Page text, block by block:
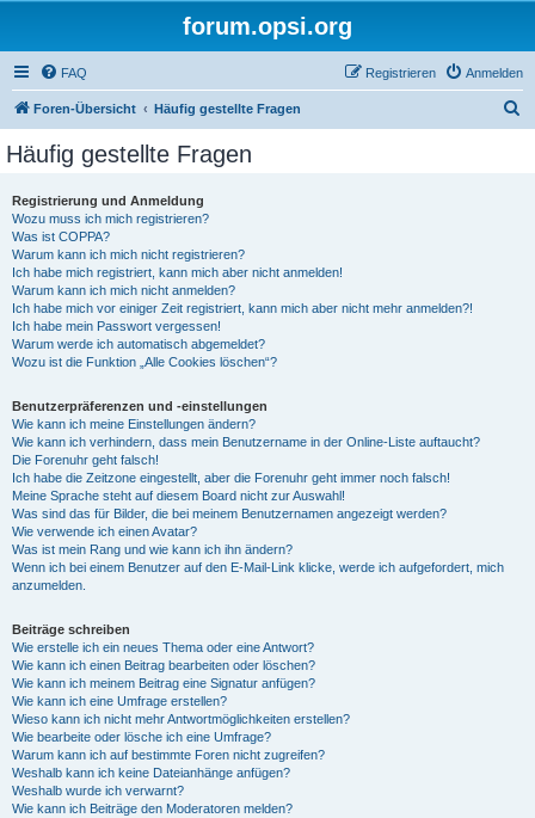
forum.opsi.org
FAQ Anmelden
Registrieren
Foren-Übersicht Häufig gestellte Fragen
Häufig gestellte Fragen
Registrierung und Anmeldung
Wozu muss ich mich registrieren?
Was ist COPPA?
Warum kann ich mich nicht registrieren?
Ich habe mich registriert, kann mich aber nicht anmelden!
Warum kann ich mich nicht anmelden?
Ich habe mich vor einiger Zeit registriert, kann mich aber nicht mehr anmelden?!
Ich habe mein Passwort vergessen!
Warum werde ich automatisch abgemeldet?
Wozu ist die Funktion „Alle Cookies löschen“?
Benutzerpräferenzen und -einstellungen
Wie kann ich meine Einstellungen ändern?
Wie kann ich verhindern, dass mein Benutzername in der Online-Liste auftaucht?
Die Forenuhr geht falsch!
Ich habe die Zeitzone eingestellt, aber die Forenuhr geht immer noch falsch!
Meine Sprache steht auf diesem Board nicht zur Auswahl!
Was sind das für Bilder, die bei meinem Benutzernamen angezeigt werden?
Wie verwende ich einen Avatar?
Was ist mein Rang und wie kann ich ihn ändern?
Wenn ich bei einem Benutzer auf den E-Mail-Link klicke, werde ich aufgefordert, mich
anzumelden.
Beiträge schreiben
Wie erstelle ich ein neues Thema oder eine Antwort?
Wie kann ich einen Beitrag bearbeiten oder löschen?
Wie kann ich meinem Beitrag eine Signatur anfügen?
Wie kann ich eine Umfrage erstellen?
Wieso kann ich nicht mehr Antwortmöglichkeiten erstellen?
Wie bearbeite oder lösche ich eine Umfrage?
Warum kann ich auf bestimmte Foren nicht zugreifen?
Weshalb kann ich keine Dateianhänge anfügen?
Weshalb wurde ich verwarnt?
Wie kann ich Beiträge den Moderatoren melden?